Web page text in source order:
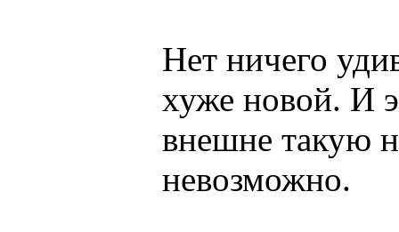
Нет ничего
хуже новой. И
внешне такую
невозможно.